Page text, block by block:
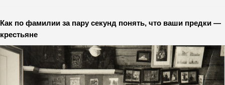
Как по фамилии за пару секунд понять, что ваши предки —
крестьяне